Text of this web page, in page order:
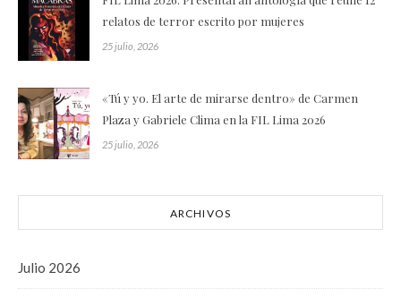
relatos de terror escrito por mujeres
25 julio, 2026
«Tú y yo. El arte de mirarse dentro» de Carmen
Plaza y Gabriele Clima en la FIL Lima 2026
25 julio, 2026
ARCHIVOS
Julio 2026